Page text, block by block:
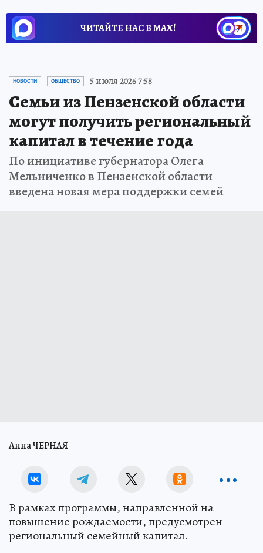
ЧИТАЙТЕ НАС В МАХ!
НОВОСТИ ОБЩЕСТВО 5 июля 2026 7:58
Семьи из Пензенской области
могут получить региональный
капитал в течение года
По инициативе губернатора Олега
Мельниченко в Пензенской области
введена новая мера поддержки семей
Анна ЧЕРНАЯ
В рамках программы, направленной на
повышение рождаемости, предусмотрен
региональный семейный капитал.